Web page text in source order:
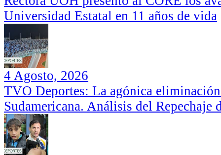
Universidad Estatal en 11 años de vida
4 Agosto, 2026
TVO Deportes: La agónica
Sudamericana. Análisis del Repechaje